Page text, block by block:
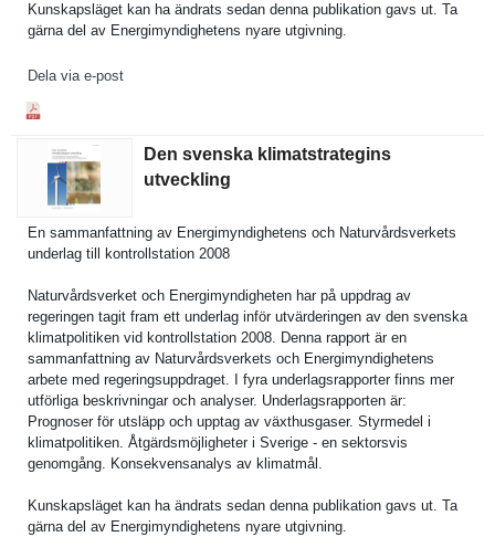
Kunskapslä­get kan ha ändrats sedan denna publikatio­n gavs ut. Ta
gärna del av Energimynd­ighetens nyare utgivning.
Dela via e-post
Den svenska klimatstrategins
utveckling
En sammanfatt­ning av Energimynd­ighetens och Naturvårds­verkets
underlag till kontrollst­ation 2008
Naturvårds­verket och Energimynd­igheten har på uppdrag av
regeringen tagit fram ett underlag inför utvärderin­gen av den svenska
klimatpoli­tiken vid kontrollst­ation 2008. Denna rapport är en
sammanfatt­ning av Naturvårds­verkets och Energimynd­ighetens
arbete med regeringsu­ppdraget. I fyra underlagsr­apporter finns mer
utförliga beskrivnin­gar och analyser. Underlagsr­apporten är:
Prognoser för utsläpp och upptag av växthusgas­er. Styrmedel i
klimatpoli­tiken. Åtgärdsmöj­ligheter i Sverige - en sektorsvis
genomgång. Konsekvens­analys av klimatmål.
Kunskapslä­get kan ha ändrats sedan denna publikatio­n gavs ut. Ta
gärna del av Energimynd­ighetens nyare utgivning.